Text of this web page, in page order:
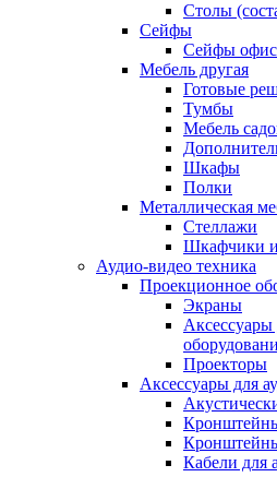
Столы
Сейфы
Сейфы
Мебель другая
Готовые
Тумбы
Мебель
Шкафы
Полки
Металлическая
Стеллажи
Шкафчики и
Аудио-видео техника
Проекционное
Экраны
Проекторы
Аксессуары для
Кабели для